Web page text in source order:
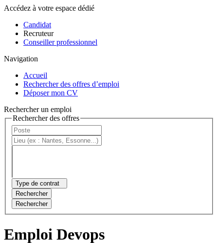
Accédez à votre espace dédié
Candidat
Recruteur
Conseiller professionnel
Navigation
Accueil
Rechercher des offres d’emploi
Déposer mon CV
Rechercher un emploi
Rechercher des offres
Type de contrat
Rechercher
Rechercher
Emploi Devops